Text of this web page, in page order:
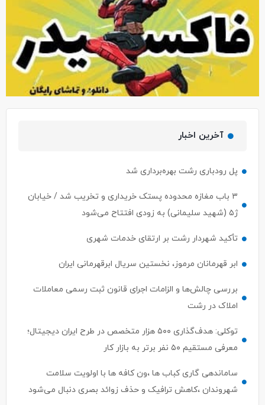
آخرین اخبار
پل رودباری رشت بهره‌برداری شد
۳ باب مغازه محدوده پستک خریداری و تخریب شد / خیابان
ژ۵ (شهید سلیمانی) به زودی افتتاح می‌شود
تأکید شهردار رشت بر ارتقای خدمات شهری
ابر قهرمانان مرموز، نخستین سریال ابرقهرمانی ایران
بررسی چالش‌ها و الزامات اجرای قانون ثبت رسمی معاملات
املاک در رشت
توکلی: هدف‌گذاری ۵۰۰ هزار متخصص در طرح ایران دیجیتال؛
معرفی مستقیم ۵۰ نفر برتر به بازار کار
ساماندهی گاری کباب ها ،ون کافه ها با اولویت سلامت
شهروندان ،کاهش ترافیک و حذف زوائد بصری دنبال می‌شود